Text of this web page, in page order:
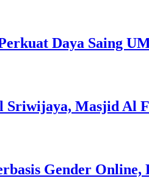
Daya Saing
Sriwijaya, Masjid Al
Gender